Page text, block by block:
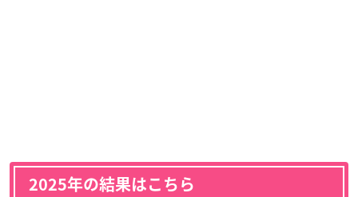
2025年の結果はこちら